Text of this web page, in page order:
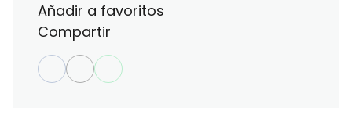
Añadir a favoritos
Compartir